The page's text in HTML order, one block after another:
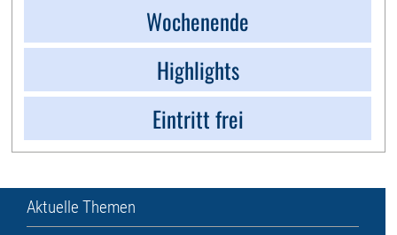
Wochenende
Highlights
Eintritt frei
Aktuelle Themen